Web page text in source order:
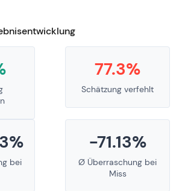
77.3%
Schätzung verfehlt
bei
-71.13%
Ø Überraschung bei
Miss